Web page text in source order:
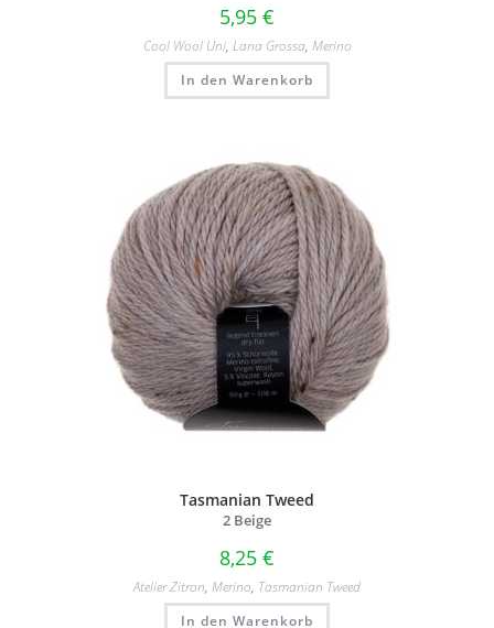
5,95 €
Cool Wool Uni, Lana Grossa, Merino
In den Warenkorb
Tasmanian Tweed
2 Beige
8,25 €
Atelier Zitron, Merino, Tasmanian Tweed
In den Warenkorb